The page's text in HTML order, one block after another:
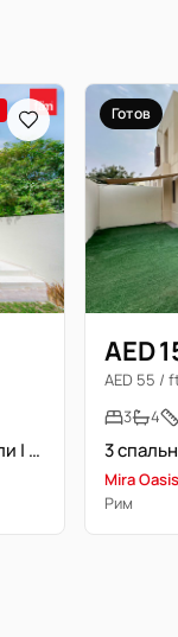
4-комнатная вилла | Без мебели | Просторная | Type G
Готов
AED
AED 55 /
3
4
Mira
Рим